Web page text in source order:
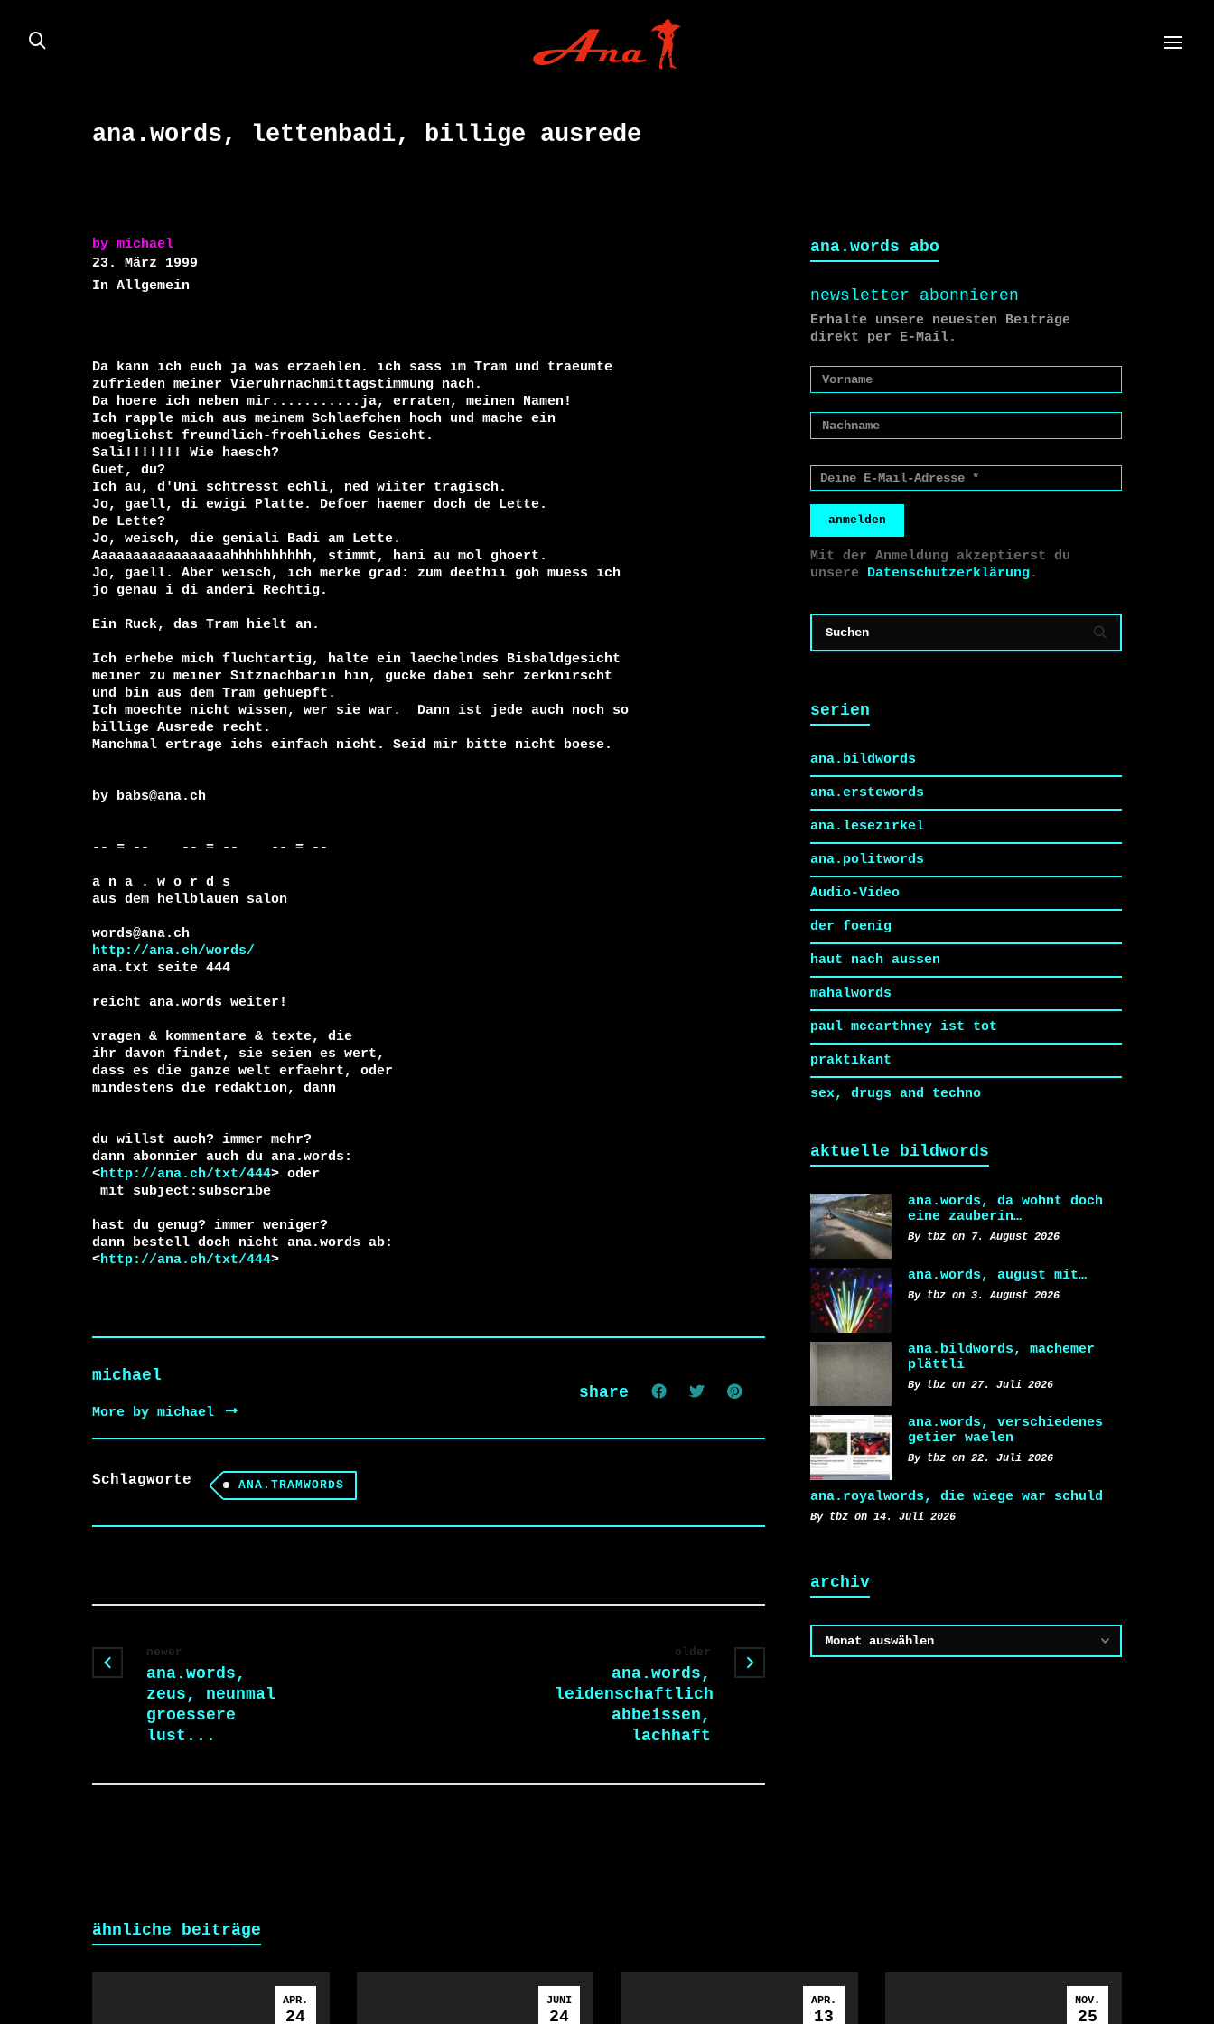
ana.words, lettenbadi, billige ausrede
by michael
23. März 1999
In Allgemein
Da kann ich euch ja was erzaehlen. ich sass im Tram und traeumte
zufrieden meiner Vieruhrnachmittagstimmung nach.
Da hoere ich neben mir...........ja, erraten, meinen Namen!
Ich rapple mich aus meinem Schlaefchen hoch und mache ein
moeglichst freundlich-froehliches Gesicht.
Sali!!!!!!! Wie haesch?
Guet, du?
Ich au, d'Uni schtresst echli, ned wiiter tragisch.
Jo, gaell, di ewigi Platte. Defoer haemer doch de Lette.
De Lette?
Jo, weisch, die geniali Badi am Lette.
Aaaaaaaaaaaaaaaaahhhhhhhhhh, stimmt, hani au mol ghoert.
Jo, gaell. Aber weisch, ich merke grad: zum deethii goh muess ich
jo genau i di anderi Rechtig.
Ein Ruck, das Tram hielt an.
Ich erhebe mich fluchtartig, halte ein laechelndes Bisbaldgesicht
meiner zu meiner Sitznachbarin hin, gucke dabei sehr zerknirscht
und bin aus dem Tram gehuepft.
Ich moechte nicht wissen, wer sie war.  Dann ist jede auch noch so
billige Ausrede recht.
Manchmal ertrage ichs einfach nicht. Seid mir bitte nicht boese.
by babs@ana.ch
-- = --    -- = --    -- = --
a n a . w o r d s
aus dem hellblauen salon
http://ana.ch/words/
ana.txt seite 444
reicht ana.words weiter!
vragen & kommentare & texte, die
ihr davon findet, sie seien es wert,
dass es die ganze welt erfaehrt, oder
du willst auch? immer mehr?
dann abonnier auch du ana.words:
<http://ana.ch/txt/444
hast du genug? immer weniger?
dann bestell doch nicht ana.words ab:
<http://ana.ch/txt/444>
michael
More by michael
share
Schlagworte ANA.TRAMWORDS
newer
ana.words,
zeus, neunmal
groessere
lust...
older
ana.words,
leidenschaftlich
abbeissen,
lachhaft
ana.words abo
newsletter abonnieren
Erhalte unsere neuesten Beiträge
direkt per E-Mail.
anmelden
Mit der Anmeldung akzeptierst du
unsere Datenschutzerklärung.
serien
ana.bildwords
ana.erstewords
ana.lesezirkel
ana.politwords
Audio-Video
der foenig
haut nach aussen
mahalwords
paul mccarthney ist tot
praktikant
sex, drugs and techno
aktuelle bildwords
ana.words, da wohnt doch
eine zauberin…
By tbz on 7. August 2026
ana.words, august mit…
By tbz on 3. August 2026
ana.bildwords, machemer
plättli
By tbz on 27. Juli 2026
ana.words, verschiedenes
getier waelen
By tbz on 22. Juli 2026
ana.royalwords, die wiege war schuld
By tbz on 14. Juli 2026
archiv
ähnliche beiträge
APR.
24
JUNI
24
APR.
13
NOV.
25